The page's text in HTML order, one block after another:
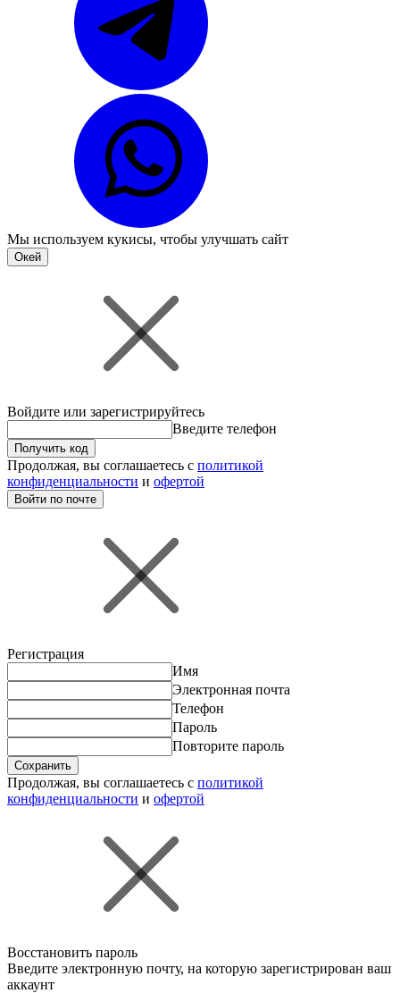
Мы используем кукисы, чтобы улучшать сайт
Окей
Войдите или зарегистрируйтесь
Введите телефон
Получить код
Продолжая, вы соглашаетесь с политикой
конфиденциальности и офертой
Войти по почте
Регистрация
Имя
Электронная почта
Телефон
Пароль
Повторите пароль
Сохранить
Продолжая, вы соглашаетесь с политикой
конфиденциальности и офертой
Восстановить пароль
Введите электронную почту, на которую зарегистрирован ваш
аккаунт